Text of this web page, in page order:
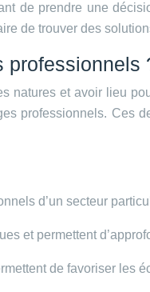
de prendre une
de trouver des
professionnels
natures et avoir lieu
professionnels. Ces
d’un secteur
et permettent
de favoriser les